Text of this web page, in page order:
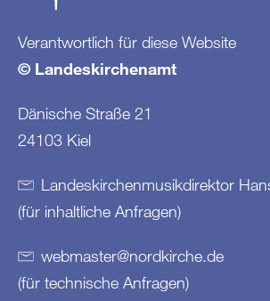
Verantwortlich für diese Website
© Landeskirchenamt
Dänische Straße 21
24103 Kiel
Landeskirchenmusikdirektor
(für inhaltliche Anfragen)
webmaster@nordkirche.de
(für technische Anfragen)